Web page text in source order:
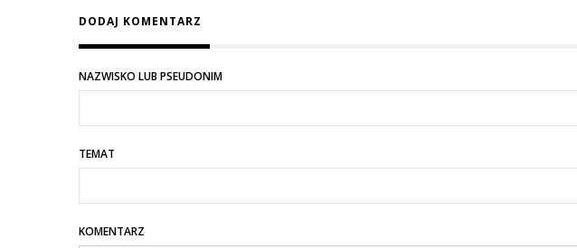
DODAJ KOMENTARZ
NAZWISKO LUB PSEUDONIM
TEMAT
KOMENTARZ